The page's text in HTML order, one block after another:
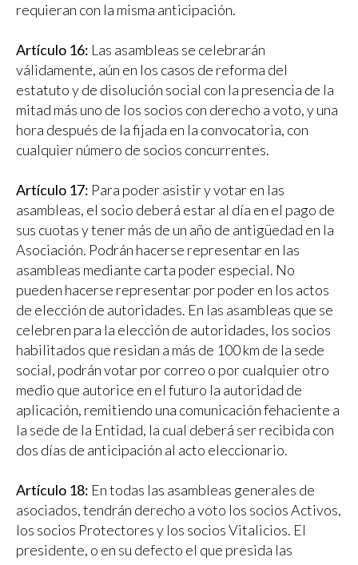
requieran con la misma anticipación.
Artículo 16: Las asambleas se celebrarán
válidamente, aún en los casos de reforma del
estatuto y de disolución social con la presencia de la
mitad más uno de los socios con derecho a voto, y una
hora después de la fijada en la convocatoria, con
cualquier número de socios concurrentes.
Artículo 17: Para poder asistir y votar en las
asambleas, el socio deberá estar al día en el pago de
sus cuotas y tener más de un año de antigüedad en la
Asociación. Podrán hacerse representar en las
asambleas mediante carta poder especial. No
pueden hacerse representar por poder en los actos
de elección de autoridades. En las asambleas que se
celebren para la elección de autoridades, los socios
habilitados que residan a más de 100 km de la sede
social, podrán votar por correo o por cualquier otro
medio que autorice en el futuro la autoridad de
aplicación, remitiendo una comunicación fehaciente a
la sede de la Entidad, la cual deberá ser recibida con
dos días de anticipación al acto eleccionario.
Artículo 18: En todas las asambleas generales de
asociados, tendrán derecho a voto los socios Activos,
los socios Protectores y los socios Vitalicios. El
presidente, o en su defecto el que presida las